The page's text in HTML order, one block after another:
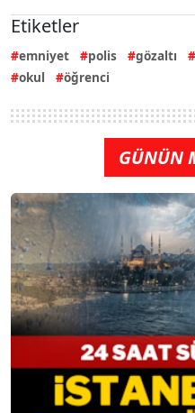
Etiketler
emniyet polis gözaltı
okul
öğrenci
GÜNÜN